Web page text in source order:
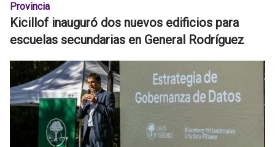
Provincia
Kicillof inauguró dos nuevos edificios para
escuelas secundarias en General Rodríguez